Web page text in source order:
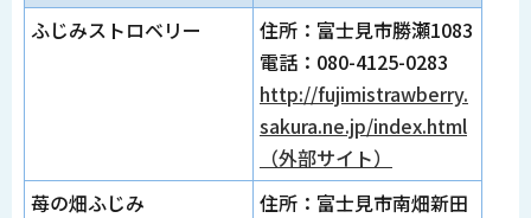
ふじみストロベリー
住所：富士見市勝瀬1083
電話：080-4125-0283
http://fujimistrawberry.
sakura.ne.jp/index.html
（外部サイト）
苺の畑ふじみ
住所：富士見市南畑新田